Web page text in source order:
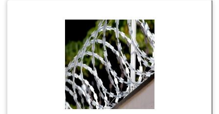
específicos, conforme a necessidade do cliente.